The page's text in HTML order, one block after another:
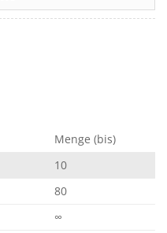
Menge (bis)
10
80
∞